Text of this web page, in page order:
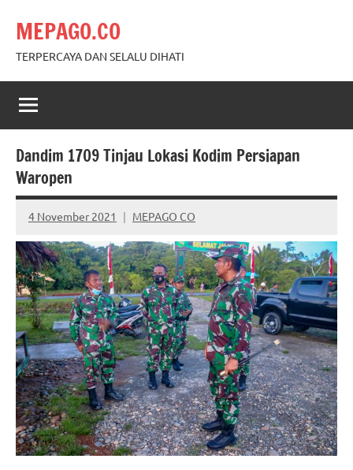
content
MEPAGO.CO
TERPERCAYA DAN SELALU DIHATI
Dandim 1709 Tinjau Lokasi Kodim Persiapan
Waropen
4 November 2021 MEPAGO CO
No
comments